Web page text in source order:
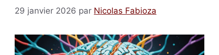
29 janvier 2026 par Nicolas Fabioza